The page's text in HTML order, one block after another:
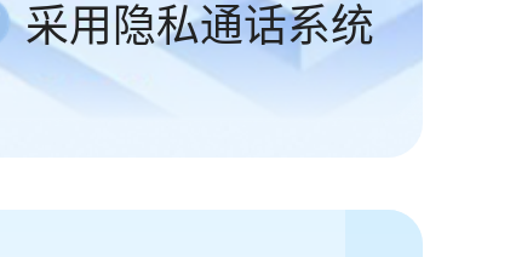
采用隐私通话系统